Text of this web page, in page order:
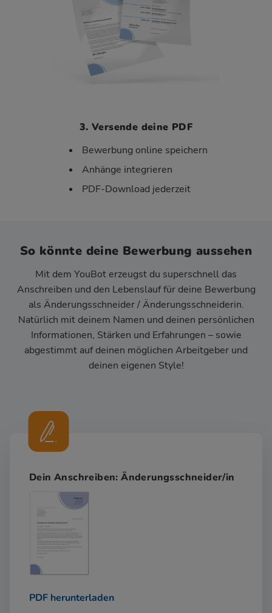
3. Versende deine PDF
Bewerbung online speichern
Anhänge integrieren
PDF-Download jederzeit
So könnte deine Bewerbung aussehen
Mit dem YouBot erzeugst du superschnell das
Anschreiben und den Lebenslauf für deine Bewerbung
als Änderungsschneider / Änderungsschneiderin.
Natürlich mit deinem Namen und deinen persönlichen
Informationen, Stärken und Erfahrungen – sowie
abgestimmt auf deinen möglichen Arbeitgeber und
deinen eigenen Style!
Dein Anschreiben: Änderungsschneider/in
PDF herunterladen